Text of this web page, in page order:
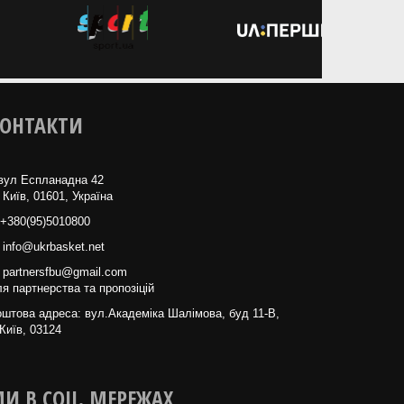
Еспланадна 42
01601, Україна
+380(95)5010800
info@ukrbasket.net
partnersfbu@gmail.com
партнерства та пропозіцій
адреса: вул.Академіка Шалімова, буд 11-В,
03124